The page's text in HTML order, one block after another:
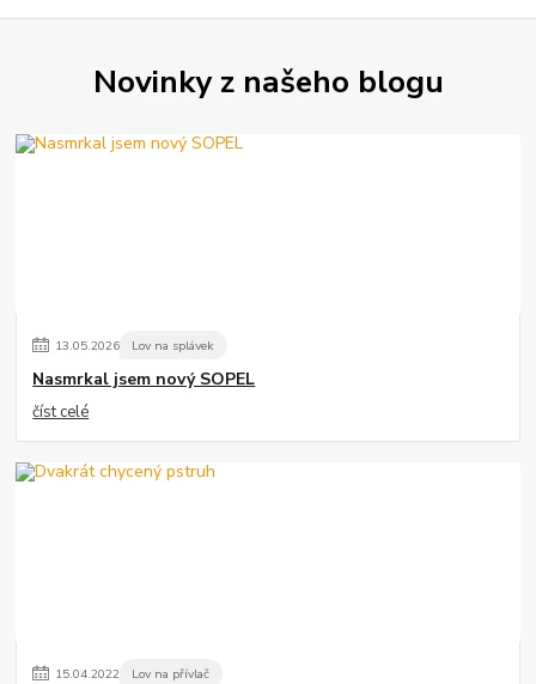
Novinky z našeho blogu
13.05.2026 Lov na splávek
Nasmrkal jsem nový SOPEL
číst celé
15.04.2022 Lov na přívlač